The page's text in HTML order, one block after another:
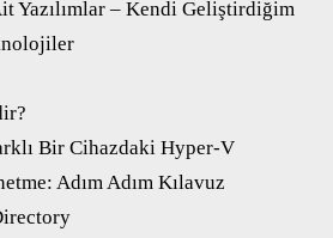
Yazılımlar – Kendi Geliştirdiğim
Bir Cihazdaki Hyper-V
Adım Adım Kılavuz